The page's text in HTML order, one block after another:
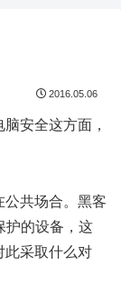
2016.05.06
安全这方面，
公共场合。黑客
护的设备，这
此采取什么对